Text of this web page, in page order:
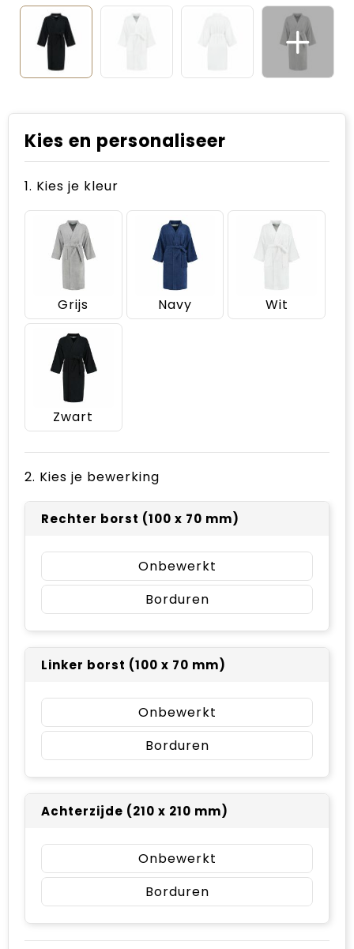
Kies en personaliseer
1. Kies je kleur
Grijs Navy Wit
Zwart
2. Kies je bewerking
Rechter borst (100 x 70 mm)
Onbewerkt
Borduren
Linker borst (100 x 70 mm)
Onbewerkt
Borduren
Achterzijde (210 x 210 mm)
Onbewerkt
Borduren